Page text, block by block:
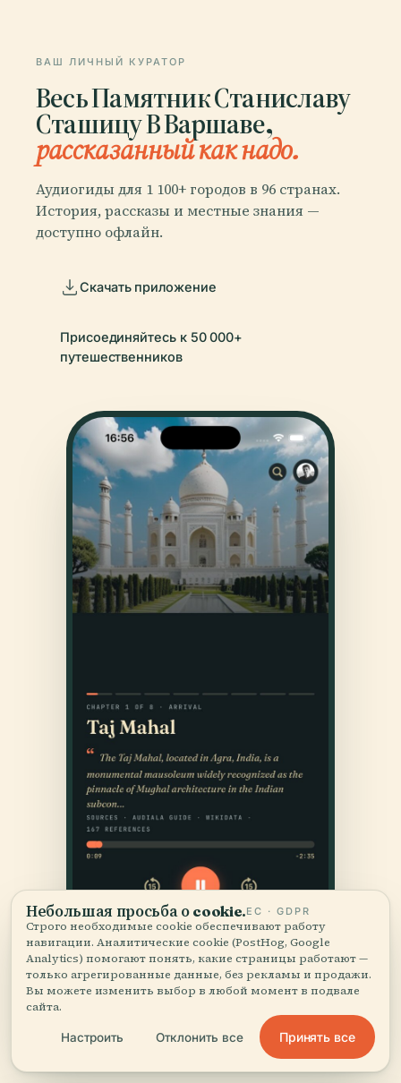
ВАШ ЛИЧНЫЙ КУРАТОР
Весь Памятник Станиславу
Сташицу В Варшаве,
рассказанный как надо.
Аудиогиды для 1 100+ городов в 96 странах.
История, рассказы и местные знания —
доступно офлайн.
Скачать приложение
Присоединяйтесь к 50 000+
путешественников
Небольшая просьба о cookie.ЕС · GDPR
Строго необходимые cookie обеспечивают работу
навигации. Аналитические cookie (PostHog, Google
Analytics) помогают понять, какие страницы работают —
только агрегированные данные, без рекламы и продажи.
Вы можете изменить выбор в любой момент в подвале
сайта.
Настроить Отклонить все Принять все